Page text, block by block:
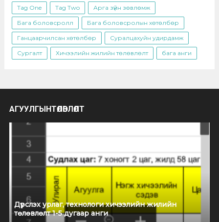
Tag One Tag Two Арга зүйн зөвлөмж
Бага боловсролл Бага боловсролын хөтөлбөр
Ганцаарчилсан хөтөлбөр Суралцахуйн удирдамж
Сургалт Хичээлийн жилийн төлөвлөлт бага анги
АГУУЛГЫНТӨЛӨВЛӨЛТ
Дүрслэх урлаг, технологи хичээлийн жилийн
төлөвлөлт 1-5 дугаар анги